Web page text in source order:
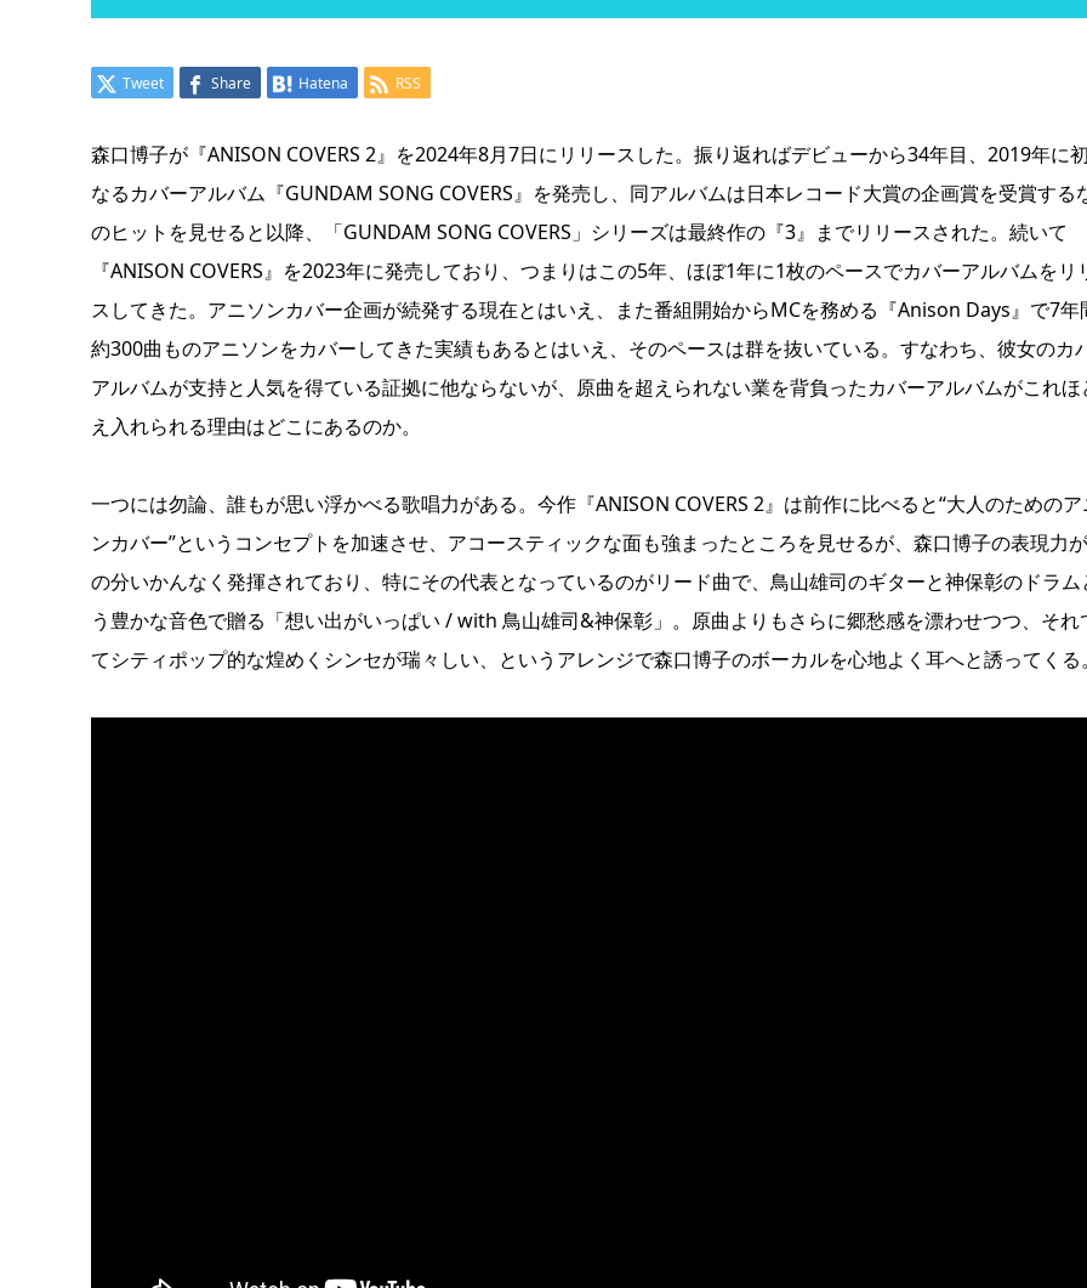
Tweet Share Hatena RSS
森口博子が『ANISON COVERS 2』を2024年8月7日にリリースした。振り返ればデビューから34年目、2019年に
なるカバーアルバム『GUNDAM SONG COVERS』を発売し、同アルバムは日本レコード大賞の企画賞を受賞する
のヒットを見せると以降、「GUNDAM SONG COVERS」シリーズは最終作の『3』までリリースされた。続いて
『ANISON COVERS』を2023年に発売しており、つまりはこの5年、ほぼ1年に1枚のペースでカバーアルバムをリ
スしてきた。アニソンカバー企画が続発する現在とはいえ、また番組開始からMCを務める『Anison Days』で7年
約300曲ものアニソンをカバーしてきた実績もあるとはいえ、そのペースは群を抜いている。すなわち、彼女のカ
アルバムが支持と人気を得ている証拠に他ならないが、原曲を超えられない業を背負ったカバーアルバムがこれほ
え入れられる理由はどこにあるのか。
一つには勿論、誰もが思い浮かべる歌唱力がある。今作『ANISON COVERS 2』は前作に比べると“大人のための
ンカバー”というコンセプトを加速させ、アコースティックな面も強まったところを見せるが、森口博子の表現力
の分いかんなく発揮されており、特にその代表となっているのがリード曲で、鳥山雄司のギターと神保彰のドラム
う豊かな音色で贈る「想い出がいっぱい / with 鳥山雄司&神保彰」。原曲よりもさらに郷愁感を漂わせつつ、それ
てシティポップ的な煌めくシンセが瑞々しい、というアレンジで森口博子のボーカルを心地よく耳へと誘ってくる